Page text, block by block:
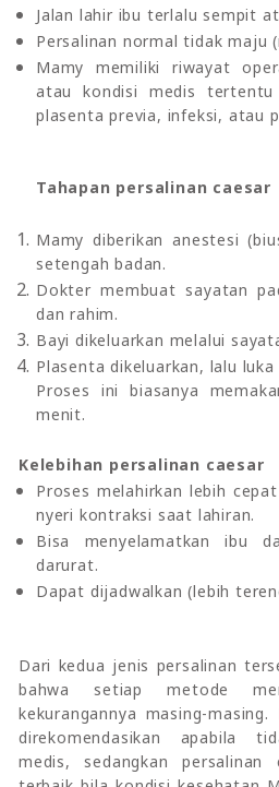
Jalan lahir ibu terlalu sempit
Persalinan normal tidak maju
Mamy memiliki riwayat
atau kondisi medis tertentu
plasenta previa, infeksi, atau
Tahapan persalinan caesar
Mamy diberikan anestesi
setengah badan.
Dokter membuat sayatan
dan rahim.
Bayi dikeluarkan melalui
Plasenta dikeluarkan, lalu
Proses ini biasanya
menit.
Kelebihan persalinan caesar
Proses melahirkan lebih
nyeri kontraksi saat lahiran.
Bisa menyelamatkan ibu
darurat.
Dapat dijadwalkan (lebih
Dari kedua jenis persalinan
bahwa setiap metode
kekurangannya masing-
direkomendasikan apabila
medis, sedangkan persalinan